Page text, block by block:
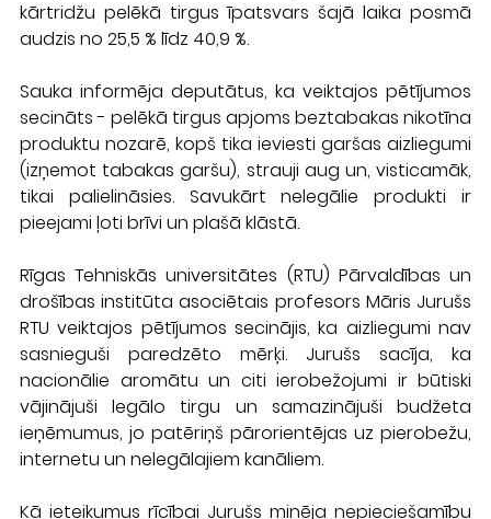
kārtridžu pelēkā tirgus īpatsvars šajā laika posmā
audzis no 25,5 % līdz 40,9 %.
Sauka informēja deputātus, ka veiktajos pētījumos
secināts - pelēkā tirgus apjoms beztabakas nikotīna
produktu nozarē, kopš tika ieviesti garšas aizliegumi
(izņemot tabakas garšu), strauji aug un, visticamāk,
tikai palielināsies. Savukārt nelegālie produkti ir
pieejami ļoti brīvi un plašā klāstā.
Rīgas Tehniskās universitātes (RTU) Pārvaldības un
drošības institūta asociētais profesors Māris Jurušs
RTU veiktajos pētījumos secinājis, ka aizliegumi nav
sasnieguši paredzēto mērķi. Jurušs sacīja, ka
nacionālie aromātu un citi ierobežojumi ir būtiski
vājinājuši legālo tirgu un samazinājuši budžeta
ieņēmumus, jo patēriņš pārorientējas uz pierobežu,
internetu un nelegālajiem kanāliem.
Kā ieteikumus rīcībai Jurušs minēja nepieciešamību